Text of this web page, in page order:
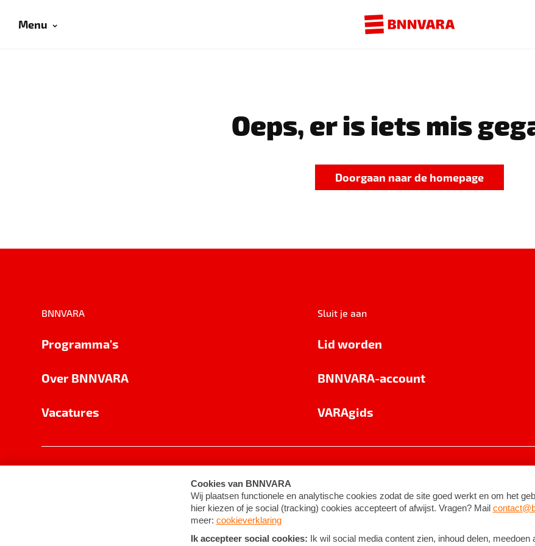
Menu
Oeps, er is iets mis
Doorgaan naar de homepage
BNNVARA
Programma's
Over BNNVARA
Vacatures
Sluit je aan
Lid worden
BNNVARA-account
VARAgids
Cookie-instellingen Algemene voorwaarden ©2026BNNVARA